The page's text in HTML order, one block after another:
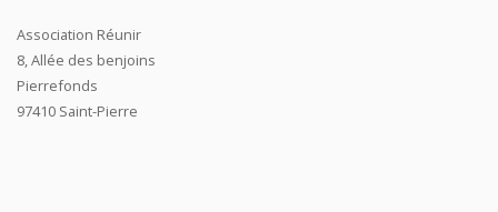
Association Réunir
8, Allée des benjoins
Pierrefonds
97410 Saint-Pierre